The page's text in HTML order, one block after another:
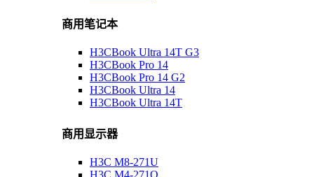
商用笔记本
H3CBook Ultra 14T G3
H3CBook Pro 14
H3CBook Pro 14 G2
H3CBook Ultra 14
H3CBook Ultra 14T
商用显示器
H3C M8-271U
H3C M4-271Q